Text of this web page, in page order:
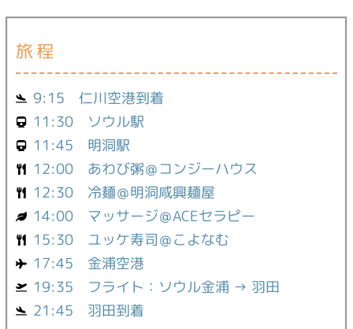
旅程
9:15 仁川空港到着
11:30 ソウル駅
11:45 明洞駅
12:00 あわび粥＠コンジーハウス
12:30 冷麺＠明洞咸興麺屋
14:00 マッサージ＠ACEセラピー
15:30 ユッケ寿司＠こよなむ
17:45 金浦空港
19:35 フライト：ソウル金浦 → 羽田
21:45 羽田到着